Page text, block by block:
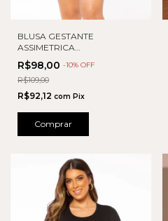
BLUSA GESTANTE
ASSIMETRICA
TRANSPASSADA
R$98,00 -10% OFF
R$109,00
R$92,12 com Pix
Comprar